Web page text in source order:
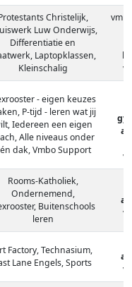
Christelijk,
Luw Onderwijs,
Differentiatie en
Laptopklassen,
Kleinschalig
- eigen keuzes
P-tijd - leren wat jij
Iedereen een eigen
Alle niveaus onder
dak, Vmbo Support
Rooms-Katholiek,
Ondernemend,
Buitenschools
leren
Factory, Technasium,
Lane Engels, Sports